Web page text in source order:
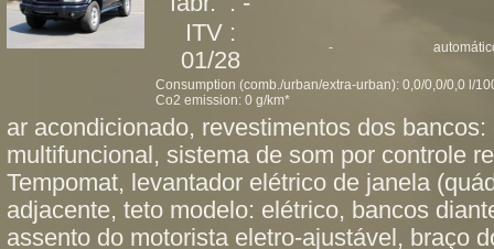
ITV :
01/28
-
Consumption (comb./urban/extra-urban): 0,0/0,0/0,0 l/
Co2 emission: 0 g/km*
ar acondicionado, revestimentos dos
multifuncional, sistema de som por controle
Tempomat, levantador elétrico de janela
adjacente, teto modelo: elétrico, bancos
assento do motorista eletro-ajustável, braço